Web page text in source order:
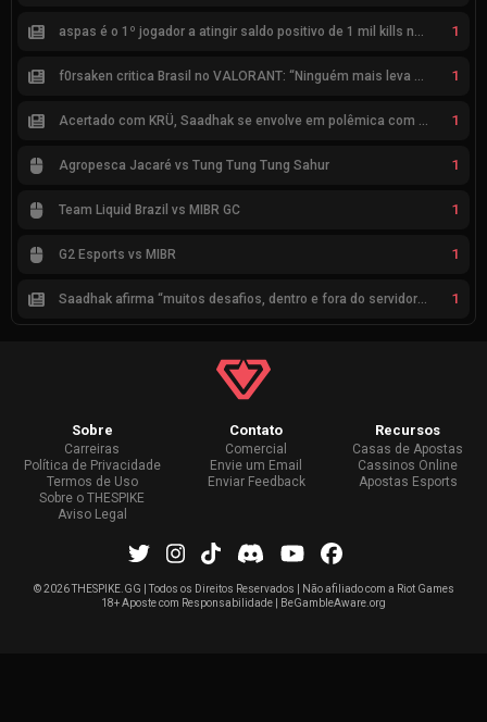
aspas é o 1º jogador a atingir saldo positivo de 1 mil kills no VCT 1
f0rsaken critica Brasil no VALORANT: “Ninguém mais leva a sério” 1
Acertado com KRÜ, Saadhak se envolve em polêmica com keznit 1
Agropesca Jacaré vs Tung Tung Tung Sahur 1
Team Liquid Brazil vs MIBR GC 1
G2 Esports vs MIBR 1
Saadhak afirma “muitos desafios, dentro e fora do servidor” sobre a jornada até a classificação 1
Sobre
Carreiras
Política de Privacidade
Termos de Uso
Sobre o THESPIKE
Aviso Legal
Contato
Comercial
Envie um Email
Enviar Feedback
Recursos
Casas de Apostas
Cassinos Online
Apostas Esports
©2026 THESPIKE.GG | Todos os Direitos Reservados | Não afiliado com a Riot Games
18+ Aposte com Responsabilidade | BeGambleAware.org